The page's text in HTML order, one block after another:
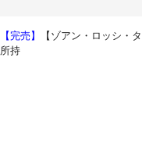
【完売】
【ゾアン・ロッシ・
所持